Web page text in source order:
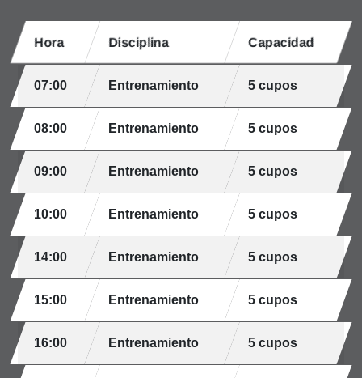
Hora Disciplina Capacidad
07:00 Entrenamiento 5 cupos
08:00 Entrenamiento 5 cupos
09:00 Entrenamiento 5 cupos
10:00 Entrenamiento 5 cupos
14:00 Entrenamiento 5 cupos
15:00 Entrenamiento 5 cupos
16:00 Entrenamiento 5 cupos